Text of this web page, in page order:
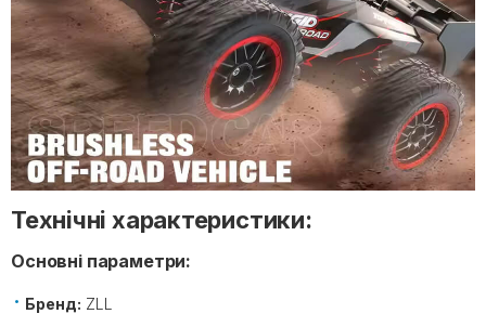
Технічні характеристики:
Основні параметри:
Бренд: ZLL